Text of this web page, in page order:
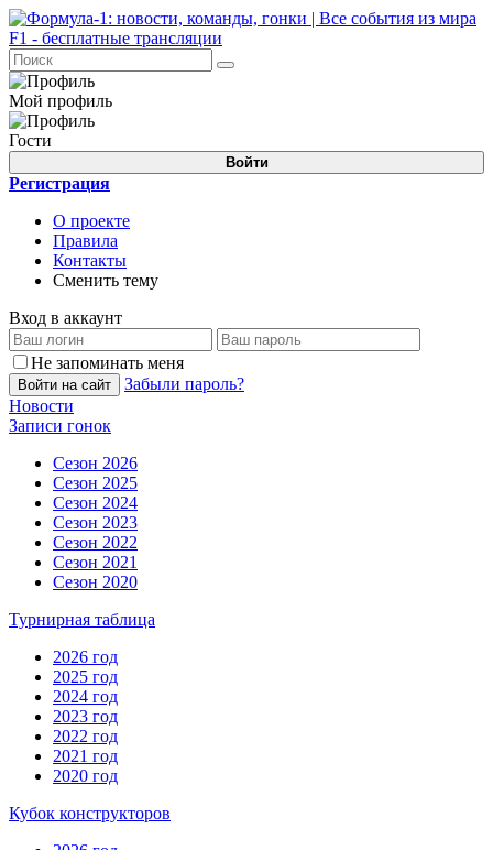
Мой профиль
Гости
Войти
Регистрация
О проекте
Правила
Контакты
Сменить тему
Вход в аккаунт
Не запоминать меня
Войти на сайт
Забыли пароль?
Новости
Записи гонок
Сезон 2026
Сезон 2025
Сезон 2024
Сезон 2023
Сезон 2022
Сезон 2021
Сезон 2020
Турнирная таблица
2026 год
2025 год
2024 год
2023 год
2022 год
2021 год
2020 год
Кубок конструкторов